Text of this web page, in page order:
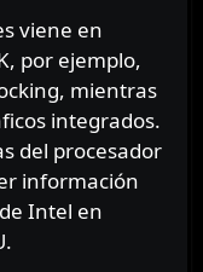
viene en
por ejemplo,
mientras
integrados.
del procesador
información
Intel en